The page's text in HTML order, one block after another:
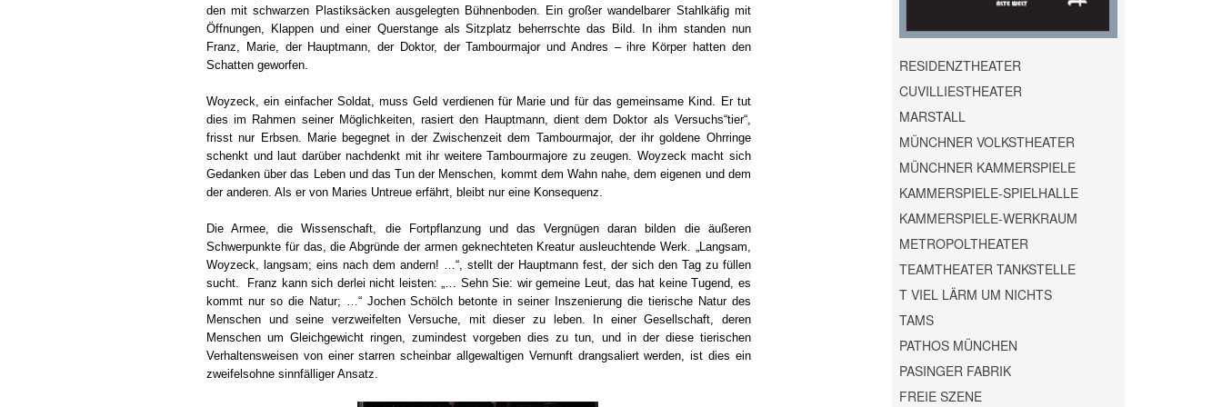
den mit schwarzen Plastiksäcken ausgelegten Bühnenboden. Ein großer wandelbarer Stahlkäfig mit
Öffnungen, Klappen und einer Querstange als Sitzplatz beherrschte das Bild. In ihm standen nun
Franz, Marie, der Hauptmann, der Doktor, der Tambourmajor und Andres – ihre Körper hatten den
Schatten geworfen.
Woyzeck, ein einfacher Soldat, muss Geld verdienen für Marie und für das gemeinsame Kind. Er tut
dies im Rahmen seiner Möglichkeiten, rasiert den Hauptmann, dient dem Doktor als Versuchs“tier“,
frisst nur Erbsen. Marie begegnet in der Zwischenzeit dem Tambourmajor, der ihr goldene Ohrringe
schenkt und laut darüber nachdenkt mit ihr weitere Tambourmajore zu zeugen. Woyzeck macht sich
Gedanken über das Leben und das Tun der Menschen, kommt dem Wahn nahe, dem eigenen und dem
der anderen. Als er von Maries Untreue erfährt, bleibt nur eine Konsequenz.
Die Armee, die Wissenschaft, die Fortpflanzung und das Vergnügen daran bilden die äußeren
Schwerpunkte für das, die Abgründe der armen geknechteten Kreatur ausleuchtende Werk. „Langsam,
Woyzeck, langsam; eins nach dem andern! …“, stellt der Hauptmann fest, der sich den Tag zu füllen
sucht. Franz kann sich derlei nicht leisten: „… Sehn Sie: wir gemeine Leut, das hat keine Tugend, es
kommt nur so die Natur; …“ Jochen Schölch betonte in seiner Inszenierung die tierische Natur des
Menschen und seine verzweifelten Versuche, mit dieser zu leben. In einer Gesellschaft, deren
Menschen um Gleichgewicht ringen, zumindest vorgeben dies zu tun, und in der diese tierischen
Verhaltensweisen von einer starren scheinbar allgewaltigen Vernunft drangsaliert werden, ist dies ein
zweifelsohne sinnfälliger Ansatz.
RESIDENZTHEATER
CUVILLIESTHEATER
MARSTALL
MÜNCHNER VOLKSTHEATER
MÜNCHNER KAMMERSPIELE
KAMMERSPIELE-SPIELHALLE
KAMMERSPIELE-WERKRAUM
METROPOLTHEATER
TEAMTHEATER TANKSTELLE
T VIEL LÄRM UM NICHTS
TAMS
PATHOS MÜNCHEN
PASINGER FABRIK
FREIE SZENE